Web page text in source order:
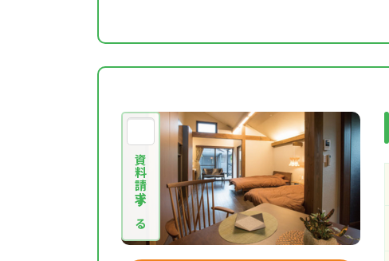
資料請求する